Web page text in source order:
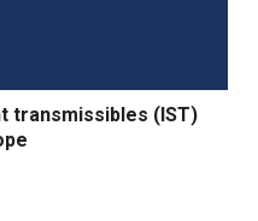
transmissibles (IST)